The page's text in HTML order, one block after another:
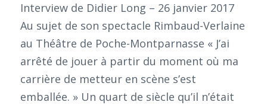
Interview de Didier Long – 26 janvier 2017
Au sujet de son spectacle Rimbaud-Verlaine
au Théâtre de Poche-Montparnasse « J’ai
arrêté de jouer à partir du moment où ma
carrière de metteur en scène s’est
emballée. » Un quart de siècle qu’il n’était